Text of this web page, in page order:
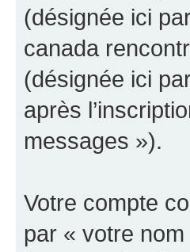
(désignée ici
canada
(désignée ici
après
messages »).
Votre compte
par « votre